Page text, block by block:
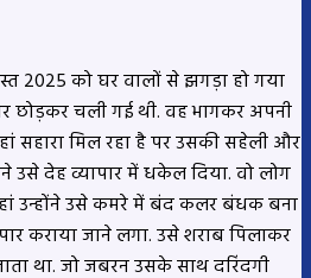
2025 को घर वालों से झगड़ा हो गया
छोड़कर चली गई थी. वह भागकर अपनी
सहारा मिल रहा है पर उसकी सहेली और
उसे देह व्यापार में धकेल दिया. वो लोग
उन्होंने उसे कमरे में बंद कलर बंधक बना
कराया जाने लगा. उसे शराब पिलाकर
था. जो जबरन उसके साथ दरिंदगी